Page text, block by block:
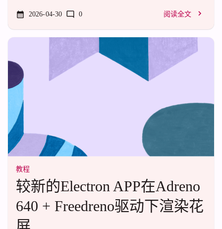
在宿主机上创建git用户切换到新用户，使用id命令确定git用户
的UID和GID，并将容器中运行的Gitea设置为相同的UID和
GID（通过容器的USER_UID和USER_GID环境变量）将容器
的SSH映射到主机上，检查端口是否可以正常访问，例如映射
git@127.0.0.1
-p2222，应当得到鉴权失败之类
的信息，而不是等待许久之后报错无法连接使用git用户创建一
对SSH密...
2026-04-30 0 阅读全文
教程
较新的Electron APP在Adreno
640 + Freedreno驱动下渲染花